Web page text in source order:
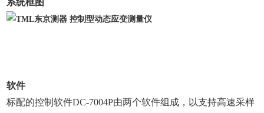
软件
标配的控制软件DC-7004P由两个软件组成，以支持高速采样